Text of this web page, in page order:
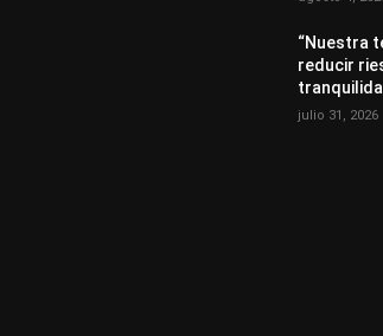
“Nuestra
reducir
julio 31, 2026